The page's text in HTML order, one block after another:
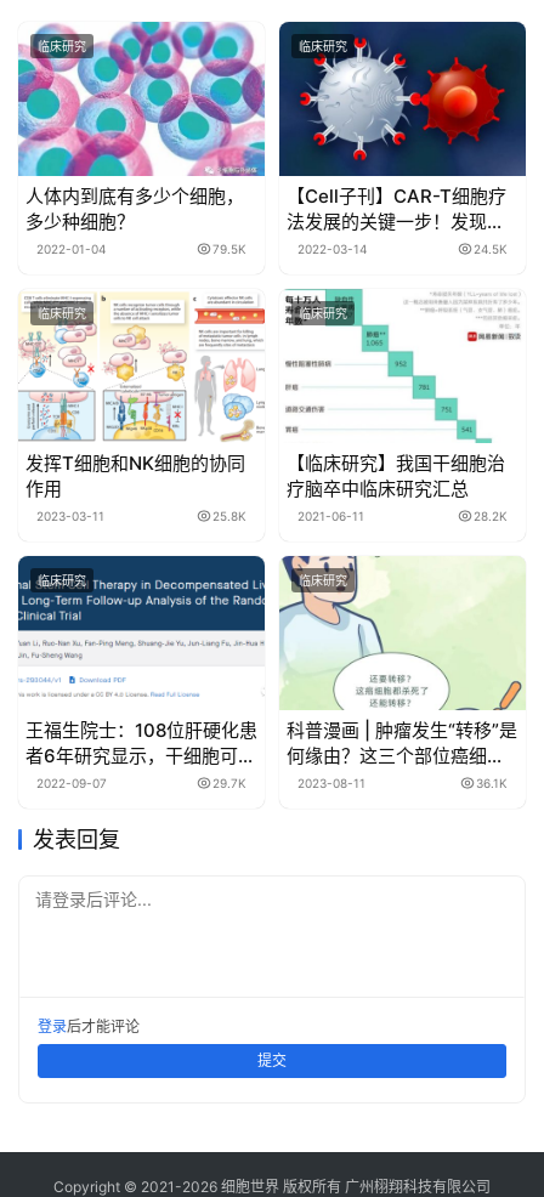
临床研究
人体内到底有多少个细胞，
多少种细胞？
2022-01-04 79.5K
临床研究
【Cell子刊】CAR-T细胞疗
法发展的关键一步！发现增
强T细胞杀伤的“超级充电器”
2022-03-14 24.5K
临床研究
发挥T细胞和NK细胞的协同
作用
2023-03-11 25.8K
临床研究
【临床研究】我国干细胞治
疗脑卒中临床研究汇总
2021-06-11 28.2K
临床研究
王福生院士：108位肝硬化患
者6年研究显示，干细胞可提
高长期生存率！
2022-09-07 29.7K
临床研究
科普漫画 | 肿瘤发生“转移”是
何缘由？这三个部位癌细胞
最爱去！
2023-08-11 36.1K
发表回复
请登录后评论...
登录后才能评论
提交
Copyright © 2021-2026 细胞世界 版权所有 广州栩翔科技有限公司